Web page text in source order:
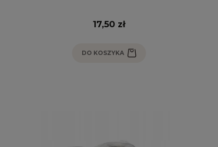
17,50 zł
DO KOSZYKA